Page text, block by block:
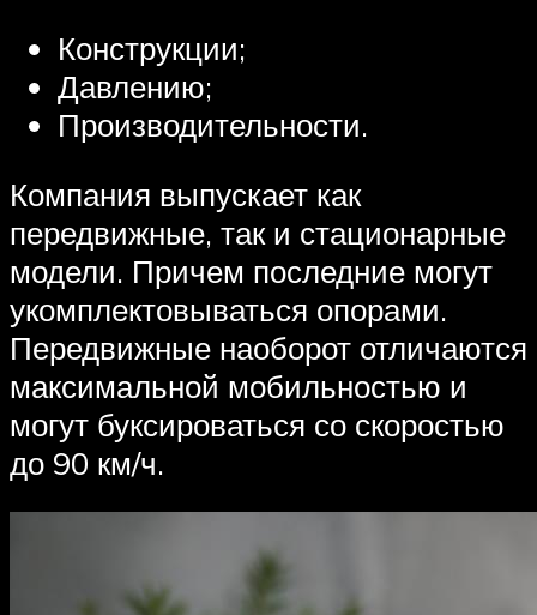
Конструкции;
Давлению;
Производительности.
Компания выпускает как
передвижные, так и стационарные
модели. Причем последние могут
укомплектовываться опорами.
Передвижные наоборот отличаются
максимальной мобильностью и
могут буксироваться со скоростью
до 90 км/ч.